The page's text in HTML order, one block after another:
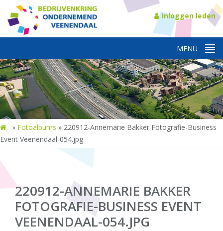
Inloggen leden
» Fotoalbums » 220912-Annemarie Bakker Fotografie-Business
Event Veenendaal-054.jpg
220912-ANNEMARIE BAKKER
FOTOGRAFIE-BUSINESS EVENT
VEENENDAAL-054.JPG